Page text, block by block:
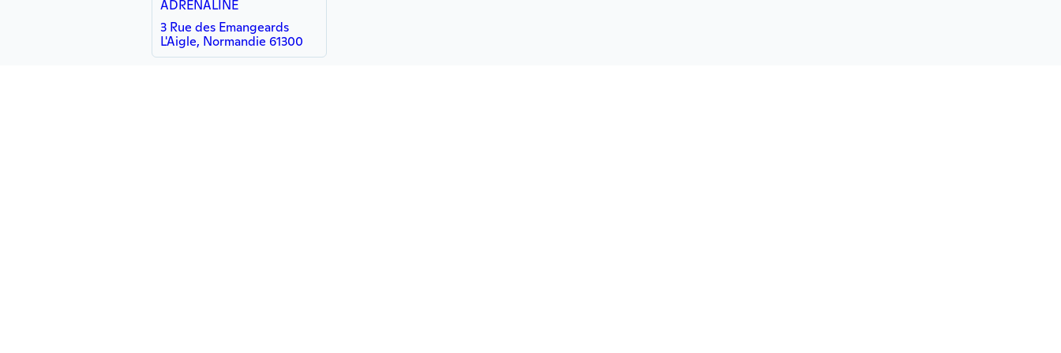
ADRENALINE
3 Rue des Emangeards
L'Aigle, Normandie 61300